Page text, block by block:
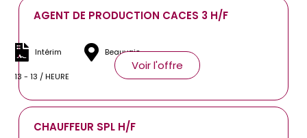
AGENT DE PRODUCTION CACES 3 H/F
Intérim Beauvais
13 - 13 / HEURE
Voir l'offre
CHAUFFEUR SPL H/F